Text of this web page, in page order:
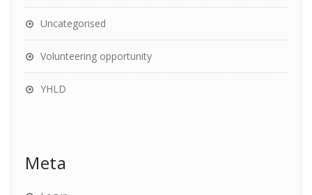
Uncategorised
Volunteering opportunity
YHLD
Meta